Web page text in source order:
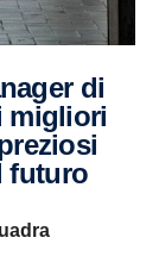
migliori
futuro